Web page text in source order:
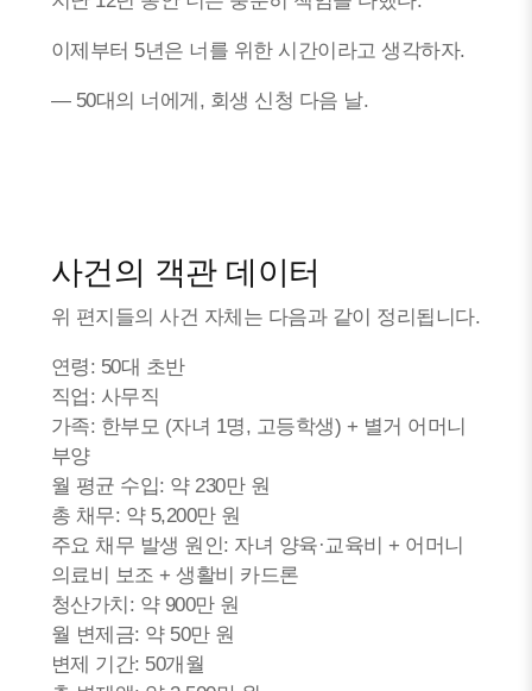
이제부터 5년은 너를 위한 시간이라고 생각하자.
— 50대의 너에게, 회생 신청 다음 날.
사건의 객관 데이터
위 편지들의 사건 자체는 다음과 같이 정리됩니다.
연령: 50대 초반
직업: 사무직
가족: 한부모 (자녀 1명, 고등학생) + 별거 어머니
부양
월 평균 수입: 약 230만 원
총 채무: 약 5,200만 원
주요 채무 발생 원인: 자녀 양육·교육비 + 어머니
의료비 보조 + 생활비 카드론
청산가치: 약 900만 원
월 변제금: 약 50만 원
변제 기간: 50개월